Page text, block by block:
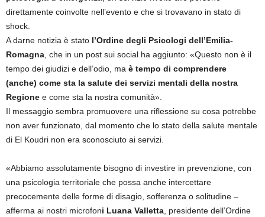
direttamente coinvolte nell’evento e che si trovavano in stato di
shock.
A darne notizia è stato l’Ordine degli Psicologi dell’Emilia-
Romagna, che in un post sui social ha aggiunto: «Questo non è il
tempo dei giudizi e dell’odio, ma è tempo di comprendere
(anche) come sta la salute dei servizi mentali della nostra
Regione e come sta la nostra comunità».
Il messaggio sembra promuovere una riflessione su cosa potrebbe
non aver funzionato, dal momento che lo stato della salute mentale
di El Koudri non era sconosciuto ai servizi.
«Abbiamo assolutamente bisogno di investire in prevenzione, con
una psicologia territoriale che possa anche intercettare
precocemente delle forme di disagio, sofferenza o solitudine –
afferma ai nostri microfoni Luana Valletta, presidente dell’Ordine